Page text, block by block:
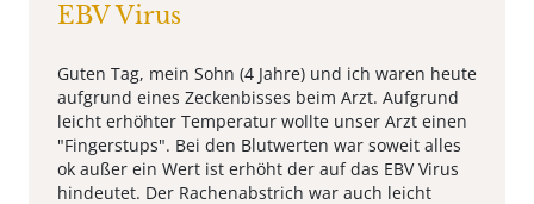
EBV Virus
Guten Tag, mein Sohn (4 Jahre) und ich waren heute
aufgrund eines Zeckenbisses beim Arzt. Aufgrund
leicht erhöhter Temperatur wollte unser Arzt einen
"Fingerstups". Bei den Blutwerten war soweit alles
ok außer ein Wert ist erhöht der auf das EBV Virus
hindeutet. Der Rachenabstrich war auch leicht